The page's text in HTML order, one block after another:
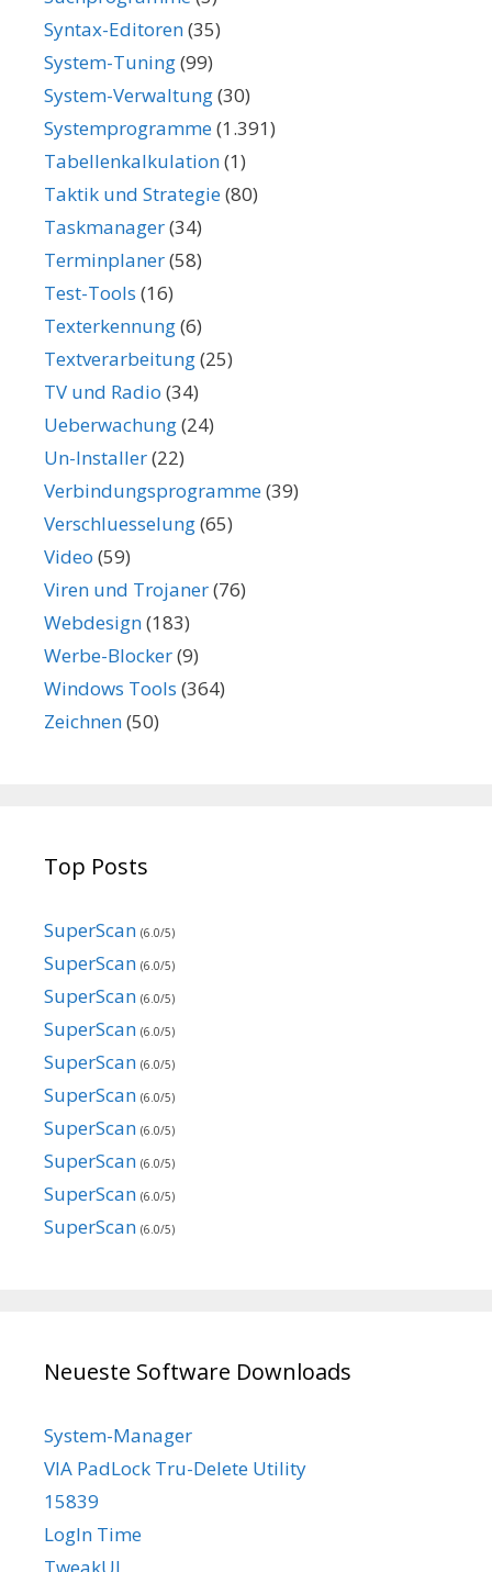
Syntax-Editoren(35)
System-Tuning(99)
System-Verwaltung(30)
Systemprogramme(1.391)
Tabellenkalkulation(1)
Taktik und Strategie(80)
Taskmanager(34)
Terminplaner(58)
Test-Tools (16)
Texterkennung(6)
Textverarbeitung(25)
TV und Radio (34)
Ueberwachung(24)
Un-Installer(22)
Verbindungsprogramme(39)
Verschluesselung(65)
Video (59)
Viren und Trojaner(76)
Webdesign(183)
Werbe-Blocker(9)
Windows Tools (364)
Zeichnen(50)
Top Posts
SuperScan (6.0/5)
SuperScan (6.0/5)
SuperScan (6.0/5)
SuperScan (6.0/5)
SuperScan (6.0/5)
SuperScan (6.0/5)
SuperScan (6.0/5)
SuperScan (6.0/5)
SuperScan (6.0/5)
SuperScan (6.0/5)
Neueste Software Downloads
System-Manager
VIA PadLock Tru-Delete Utility
15839
LogIn Time
TweakUI